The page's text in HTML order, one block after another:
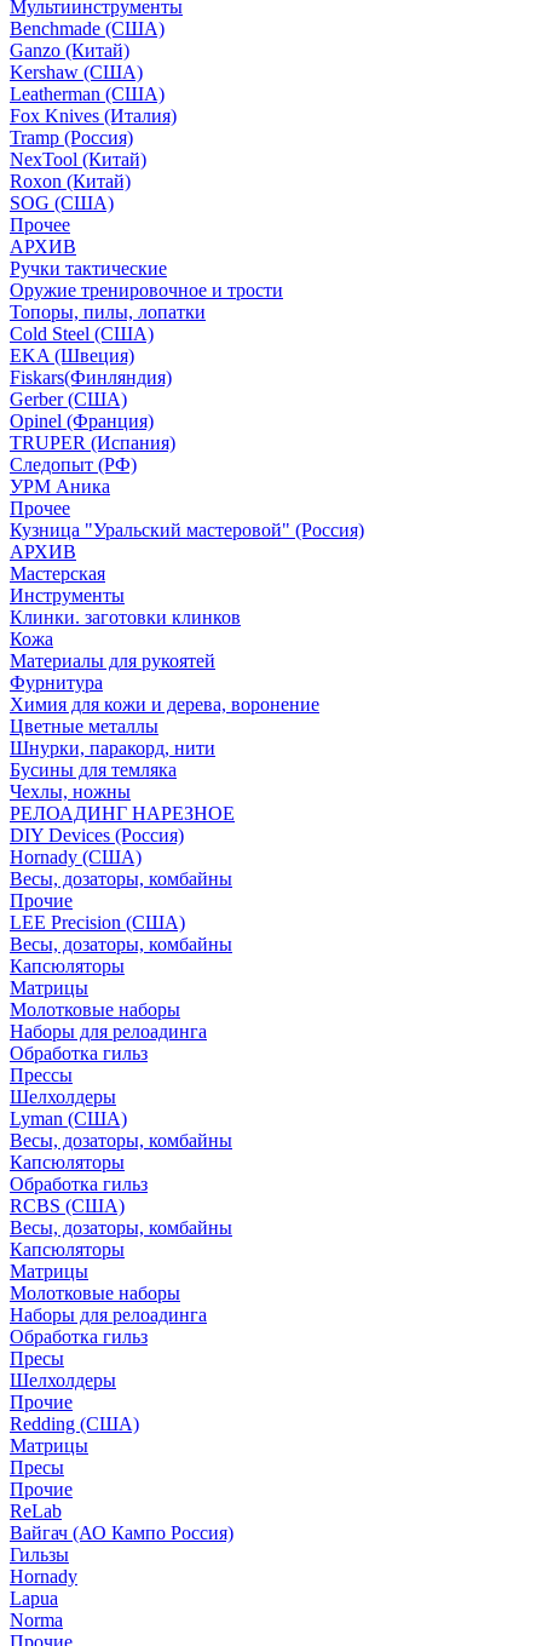
Мультиинструменты
Benchmade (США)
Ganzo (Китай)
Kershaw (США)
Leatherman (США)
Fox Knives (Италия)
Tramp (Россия)
NexTool (Китай)
Roxon (Китай)
SOG (США)
Прочее
АРХИВ
Ручки тактические
Оружие тренировочное и трости
Топоры, пилы, лопатки
Cold Steel (США)
EKA (Швеция)
Fiskars(Финляндия)
Gerber (США)
Opinel (Франция)
TRUPER (Испания)
Следопыт (РФ)
УРМ Аника
Прочее
Кузница "Уральский мастеровой" (Россия)
АРХИВ
Мастерская
Инструменты
Клинки. заготовки клинков
Кожа
Материалы для рукоятей
Фурнитура
Химия для кожи и дерева, воронение
Цветные металлы
Шнурки, паракорд, нити
Бусины для темляка
Чехлы, ножны
РЕЛОАДИНГ НАРЕЗНОЕ
DIY Devices (Россия)
Hornady (США)
Весы, дозаторы, комбайны
Прочие
LEE Precision (США)
Весы, дозаторы, комбайны
Капсюляторы
Матрицы
Молотковые наборы
Наборы для релоадинга
Обработка гильз
Преcсы
Шелхолдеры
Lyman (США)
Весы, дозаторы, комбайны
Капсюляторы
Обработка гильз
RCBS (США)
Весы, дозаторы, комбайны
Капсюляторы
Матрицы
Молотковые наборы
Наборы для релоадинга
Обработка гильз
Пресы
Шелхолдеры
Прочие
Redding (США)
Матрицы
Пресы
Прочие
ReLab
Вайгач (АО Кампо Россия)
Гильзы
Hornady
Lapua
Norma
Прочие